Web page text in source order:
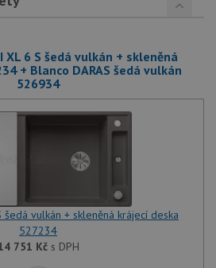
XL 6 S šedá vulkán + skleněná
+ Blanco DARAS šedá vulkán
526934
šedá vulkán + skleněná krájecí deska
527234
751 Kčs DPH